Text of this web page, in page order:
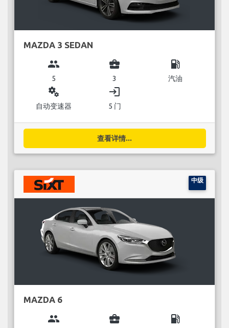
MAZDA 3 SEDAN
group
5
business_center
3
local_gas_station
汽油
miscellaneous_services
自动变速器
login
5 门
查看详情...
中级
MAZDA 6
group business_center local_gas_station